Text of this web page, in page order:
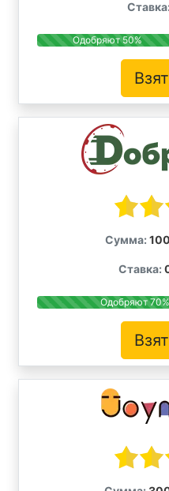
Ставка:
Одобряют 50%
Сумма:
Ставка:
Одобряют 70%